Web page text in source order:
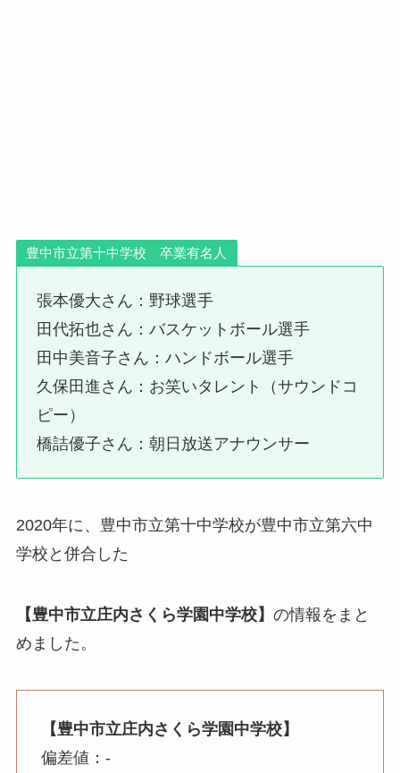
豊中市立第十中学校 卒業有名人
張本優大さん：野球選手
田代拓也さん：バスケットボール選手
田中美音子さん：ハンドボール選手
久保田進さん：お笑いタレント（サウンドコ
ピー）
橋詰優子さん：朝日放送アナウンサー
2020年に、豊中市立第十中学校が豊中市立第六中
学校と併合した
【豊中市立庄内さくら学園中学校】 の情報をまと
めました。
【豊中市立庄内さくら学園中学校】
偏差値：-